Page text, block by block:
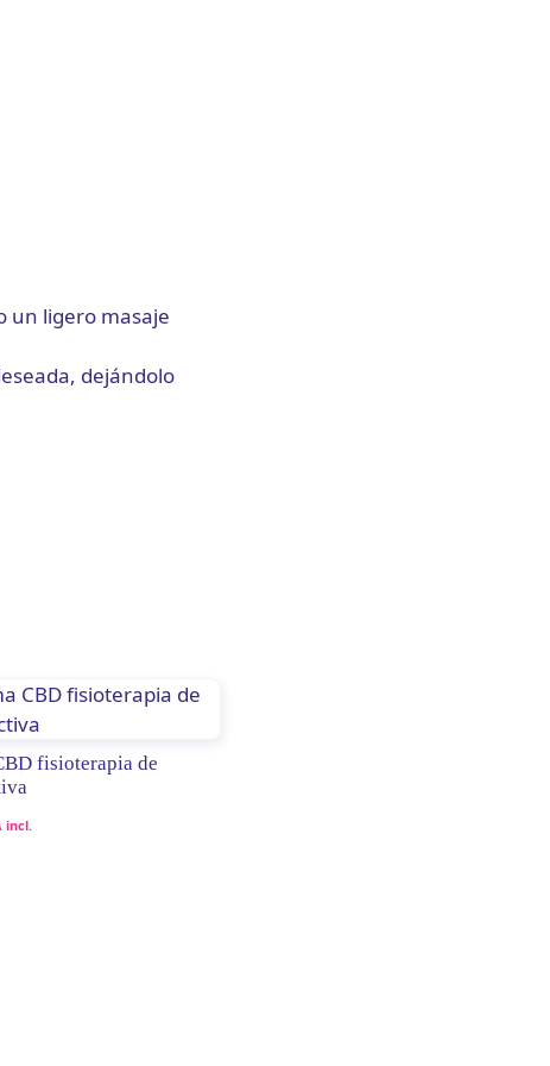
un ligero masaje
dejándolo
fisioterapia de
incl.